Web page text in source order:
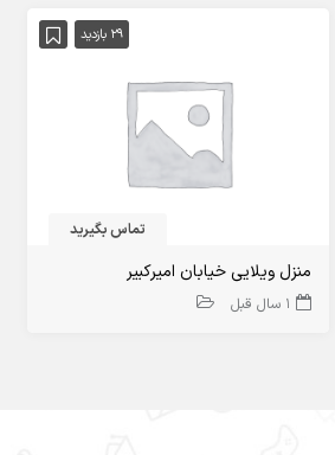
29 بازدید
تماس بگیرید
منزل ویلایی خیابان امیرکبیر
1 سال قبل